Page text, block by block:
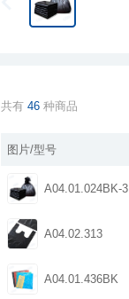
共有 46 种商品
图片/型号
A04.01.024BK-3
A04.02.313
A04.01.436BK